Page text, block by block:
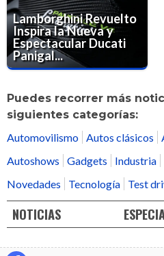
Lamborghini Revuelto
Inspira la Nueva y
Espectacular Ducati
Panigal...
Puedes recorrer más
siguientes categorías:
Automovilismo Autos clásicos
Autoshows
Gadgets Industria
Novedades
Tecnología Test
NOTICIAS